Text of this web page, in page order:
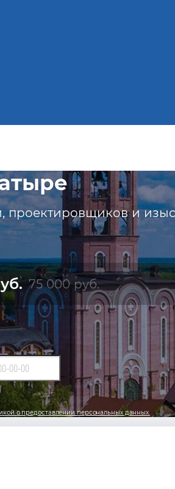
и
75 000 руб.
о предоставлении персональных данных.